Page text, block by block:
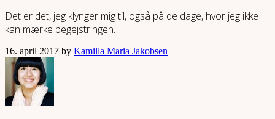
Det er det, jeg klynger mig til, også på de dage, hvor jeg ikke
kan mærke begejstringen.
16. april 2017 by Kamilla Maria Jakobsen